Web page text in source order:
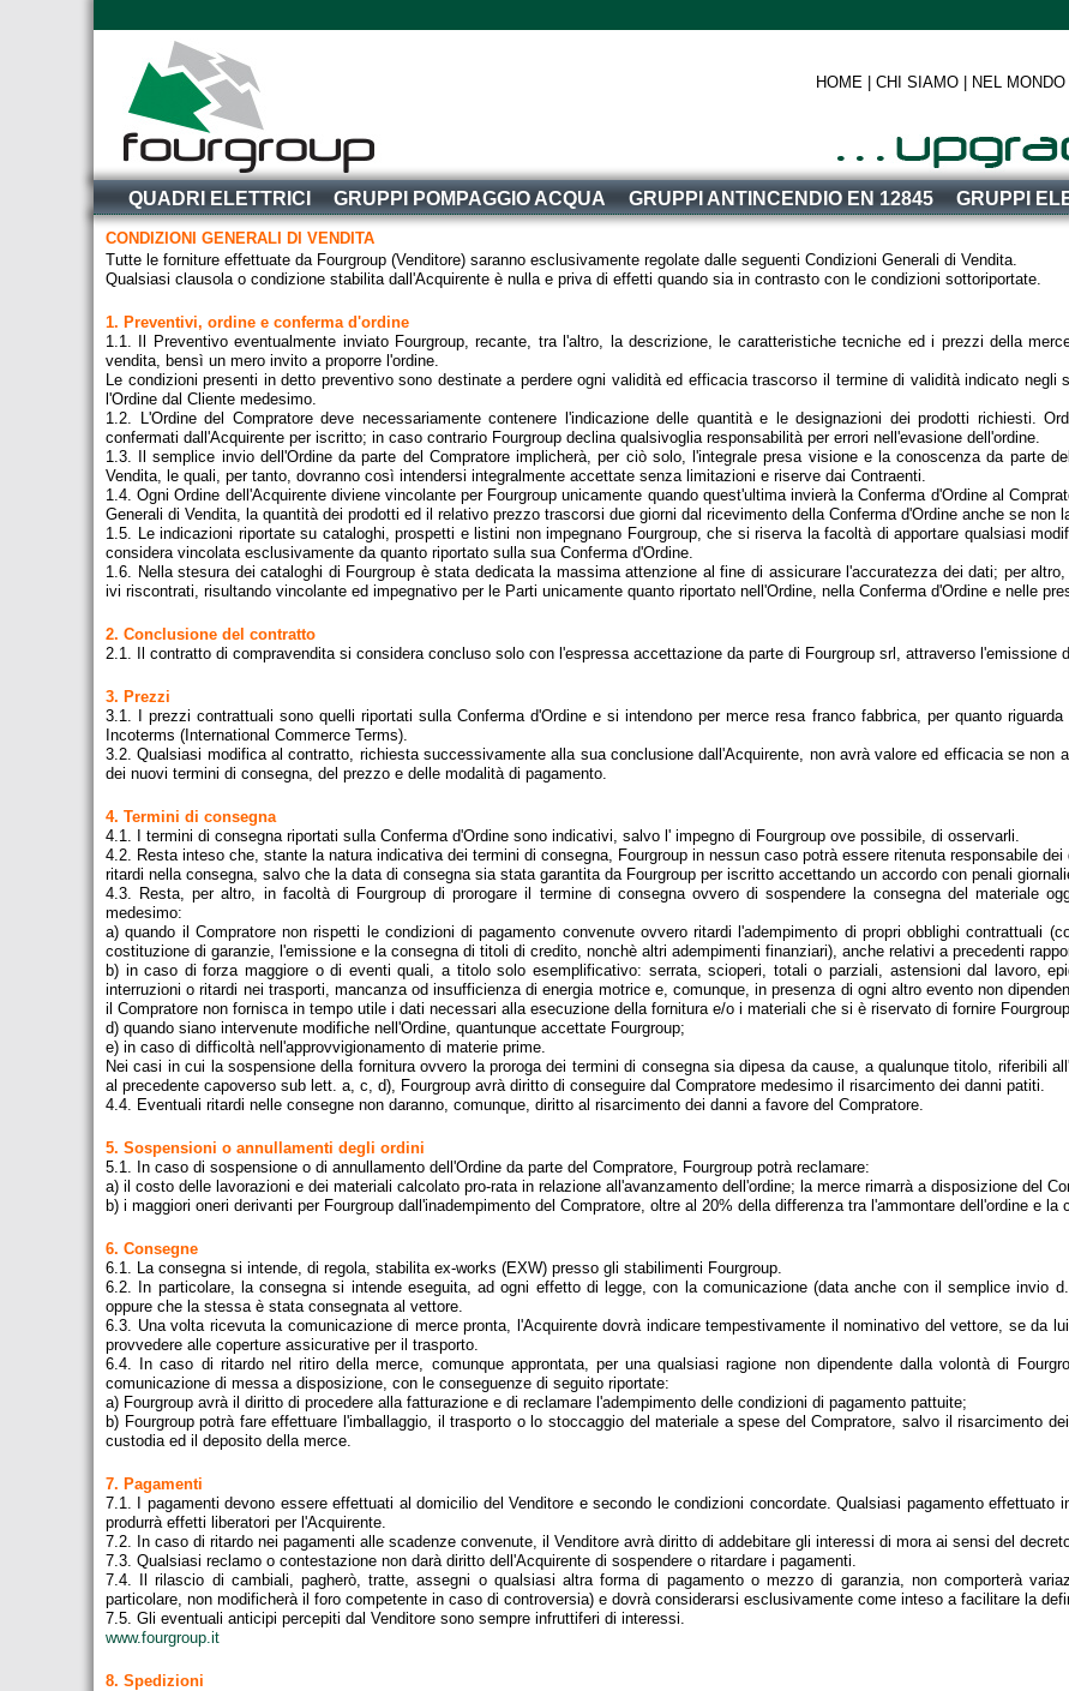
HOME CHI SIAMO| NEL MONDO
QUADRI ELETTRICI GRUPPI POMPAGGIO ACQUA GRUPPI ANTINCENDIO EN 12845 GRUPPI
CONDIZIONI GENERALI DI VENDITA
Tutte le forniture effettuate da Fourgroup (Venditore) saranno esclusivamente regolate dalle seguenti Condizioni Generali di Vendita.
Qualsiasi clausola o condizione stabilita dall'Acquirente è nulla e priva di effetti quando sia in contrasto con le condizioni sottoriportate.
1. Preventivi, ordine e conferma d'ordine
1.1. Il Preventivo eventualmente inviato Fourgroup, recante, tra l'altro, la descrizione, le caratteristiche tecniche ed i prezzi della
vendita, bensì un mero invito a proporre l'ordine.
Le condizioni presenti in detto preventivo sono destinate a perdere ogni validità ed efficacia trascorso il termine di validità indicato
l'Ordine dal Cliente medesimo.
1.2. L'Ordine del Compratore deve necessariamente contenere l'indicazione delle quantità e le designazioni dei prodotti richiesti.
confermati dall'Acquirente per iscritto; in caso contrario Fourgroup declina qualsivoglia responsabilità per errori nell'evasione dell'ordine.
1.3. Il semplice invio dell'Ordine da parte del Compratore implicherà, per ciò solo, l'integrale presa visione e la conoscenza da parte
Vendita, le quali, per tanto, dovranno così intendersi integralmente accettate senza limitazioni e riserve dai Contraenti.
1.4. Ogni Ordine dell'Acquirente diviene vincolante per Fourgroup unicamente quando quest'ultima invierà la Conferma d'Ordine al
Generali di Vendita, la quantità dei prodotti ed il relativo prezzo trascorsi due giorni dal ricevimento della Conferma d'Ordine anche se non
1.5. Le indicazioni riportate su cataloghi, prospetti e listini non impegnano Fourgroup, che si riserva la facoltà di apportare qualsiasi
considera vincolata esclusivamente da quanto riportato sulla sua Conferma d'Ordine.
1.6. Nella stesura dei cataloghi di Fourgroup è stata dedicata la massima attenzione al fine di assicurare l'accuratezza dei dati; per
ivi riscontrati, risultando vincolante ed impegnativo per le Parti unicamente quanto riportato nell'Ordine, nella Conferma d'Ordine e nelle
2. Conclusione del contratto
2.1. Il contratto di compravendita si considera concluso solo con l'espressa accettazione da parte di Fourgroup srl, attraverso l'emissione
3. Prezzi
3.1. I prezzi contrattuali sono quelli riportati sulla Conferma d'Ordine e si intendono per merce resa franco fabbrica, per quanto
Incoterms (International Commerce Terms).
3.2. Qualsiasi modifica al contratto, richiesta successivamente alla sua conclusione dall'Acquirente, non avrà valore ed efficacia se non
dei nuovi termini di consegna, del prezzo e delle modalità di pagamento.
4. Termini di consegna
4.1. I termini di consegna riportati sulla Conferma d'Ordine sono indicativi, salvo l' impegno di Fourgroup ove possibile, di osservarli.
4.2. Resta inteso che, stante la natura indicativa dei termini di consegna, Fourgroup in nessun caso potrà essere ritenuta responsabile
ritardi nella consegna, salvo che la data di consegna sia stata garantita da Fourgroup per iscritto accettando un accordo con penali
4.3. Resta, per altro, in facoltà di Fourgroup di prorogare il termine di consegna ovvero di sospendere la consegna del materiale
medesimo:
a) quando il Compratore non rispetti le condizioni di pagamento convenute ovvero ritardi l'adempimento di propri obblighi contrattuali
costituzione di garanzie, l'emissione e la consegna di titoli di credito, nonchè altri adempimenti finanziari), anche relativi a precedenti
b) in caso di forza maggiore o di eventi quali, a titolo solo esemplificativo: serrata, scioperi, totali o parziali, astensioni dal lavoro,
interruzioni o ritardi nei trasporti, mancanza od insufficienza di energia motrice e, comunque, in presenza di ogni altro evento non
il Compratore non fornisca in tempo utile i dati necessari alla esecuzione della fornitura e/o i materiali che si è riservato di fornire
d) quando siano intervenute modifiche nell'Ordine, quantunque accettate Fourgroup;
e) in caso di difficoltà nell'approvvigionamento di materie prime.
Nei casi in cui la sospensione della fornitura ovvero la proroga dei termini di consegna sia dipesa da cause, a qualunque titolo, riferibili
al precedente capoverso sub lett. a, c, d), Fourgroup avrà diritto di conseguire dal Compratore medesimo il risarcimento dei danni patiti.
4.4. Eventuali ritardi nelle consegne non daranno, comunque, diritto al risarcimento dei danni a favore del Compratore.
5. Sospensioni o annullamenti degli ordini
5.1. In caso di sospensione o di annullamento dell'Ordine da parte del Compratore, Fourgroup potrà reclamare:
a) il costo delle lavorazioni e dei materiali calcolato pro-rata in relazione all'avanzamento dell'ordine; la merce rimarrà a disposizione del
b) i maggiori oneri derivanti per Fourgroup dall'inadempimento del Compratore, oltre al 20% della differenza tra l'ammontare dell'ordine e la
6. Consegne
6.1. La consegna si intende, di regola, stabilita ex-works (EXW) presso gli stabilimenti Fourgroup.
6.2. In particolare, la consegna si intende eseguita, ad ogni effetto di legge, con la comunicazione (data anche con il semplice invio
oppure che la stessa è stata consegnata al vettore.
6.3. Una volta ricevuta la comunicazione di merce pronta, l'Acquirente dovrà indicare tempestivamente il nominativo del vettore, se da
provvedere alle coperture assicurative per il trasporto.
6.4. In caso di ritardo nel ritiro della merce, comunque approntata, per una qualsiasi ragione non dipendente dalla volontà di
comunicazione di messa a disposizione, con le conseguenze di seguito riportate:
a) Fourgroup avrà il diritto di procedere alla fatturazione e di reclamare l'adempimento delle condizioni di pagamento pattuite;
b) Fourgroup potrà fare effettuare l'imballaggio, il trasporto o lo stoccaggio del materiale a spese del Compratore, salvo il risarcimento
custodia ed il deposito della merce.
7. Pagamenti
7.1. I pagamenti devono essere effettuati al domicilio del Venditore e secondo le condizioni concordate. Qualsiasi pagamento effettuato
produrrà effetti liberatori per l'Acquirente.
7.2. In caso di ritardo nei pagamenti alle scadenze convenute, il Venditore avrà diritto di addebitare gli interessi di mora ai sensi del
7.3. Qualsiasi reclamo o contestazione non darà diritto dell'Acquirente di sospendere o ritardare i pagamenti.
7.4. Il rilascio di cambiali, pagherò, tratte, assegni o qualsiasi altra forma di pagamento o mezzo di garanzia, non comporterà
particolare, non modificherà il foro competente in caso di controversia) e dovrà considerarsi esclusivamente come inteso a facilitare la
7.5. Gli eventuali anticipi percepiti dal Venditore sono sempre infruttiferi di interessi.
www.fourgroup.it
8. Spedizioni